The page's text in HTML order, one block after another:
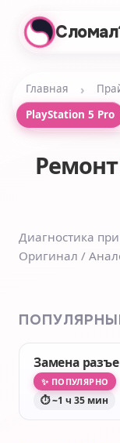
Главная ›
PlayStation 5 Pro
Ремонт
Диагностика
Оригинал /
Замена
✨ ПОПУЛЯРНО
⏱ ~1 ч 35 мин